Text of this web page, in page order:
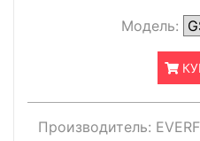
Модель:
Производитель: